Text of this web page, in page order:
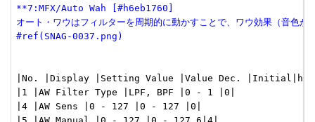
**7:MFX/Auto Wah [#h6eb1760]
オート・ワウはフィルターを周期的に動かすことで、ワウ効果（音色
#ref(SNAG-0037.png)
|No. |Display |Setting Value |Value Dec. |Initial|h
|1 |AW Filter Type |LPF, BPF |0 - 1 |0|
|4 |AW Sens |0 - 127 |0 - 127 |0|
|5 |AW Manual |0 - 127 |0 - 127 6|4|